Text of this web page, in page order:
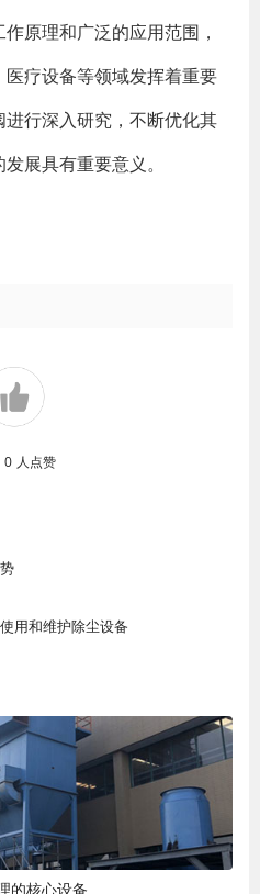
原理和广泛的应用范围，
疗设备等领域发挥着重要
行深入研究，不断优化其
展具有重要意义。
0 人点赞
用和维护除尘设备
的核心设备